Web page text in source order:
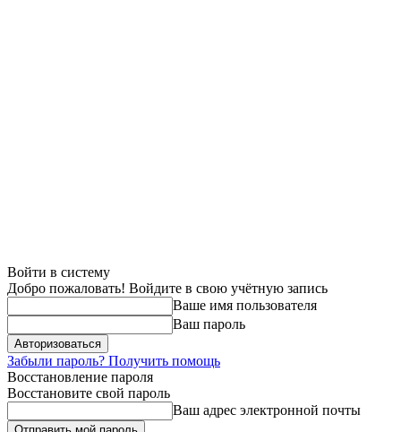
Войти в систему
Добро пожаловать! Войдите в свою учётную запись
Ваше имя пользователя
Ваш пароль
Забыли пароль? Получить помощь
Восстановление пароля
Восстановите свой пароль
Ваш адрес электронной почты